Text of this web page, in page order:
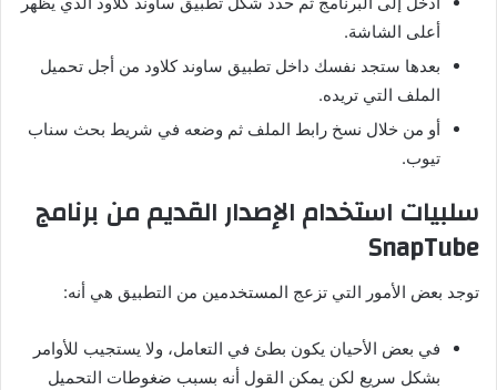
أعلى الشاشة.
بعدها ستجد نفسك داخل تطبيق ساوند كلاود من أجل تحميل
الملف التي تريده.
أو من خلال نسخ رابط الملف ثم وضعه في شريط بحث سناب
تيوب.
سلبيات استخدام الإصدار القديم من برنامج
SnapTube
توجد بعض الأمور التي تزعج المستخدمين من التطبيق هي أنه:
في بعض الأحيان يكون بطئ في التعامل، ولا يستجيب للأوامر
بشكل سريع لكن يمكن القول أنه بسبب ضغوطات التحميل